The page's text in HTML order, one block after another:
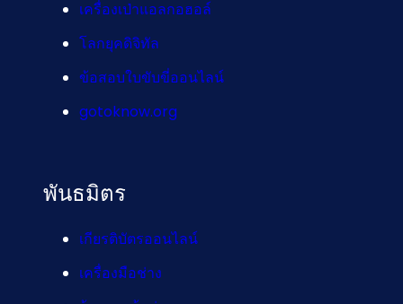
เครื่องเป่าแอลกอฮอล์
โลกยุคดิจิทัล
ข้อสอบใบขับขี่ออนไลน์
gotoknow.org
พันธมิตร
เกียรติบัตรออนไลน์
เครื่องมือช่าง